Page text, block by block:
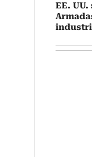
EE.